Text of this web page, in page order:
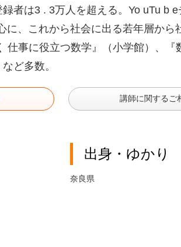
者は3 . 3万人を超える。Yo uTu b
に、これから社会に出る若年層か
仕事に役立つ数学』（小学館）、
ど多数。
講師に関するご
出身・ゆかり
奈良県